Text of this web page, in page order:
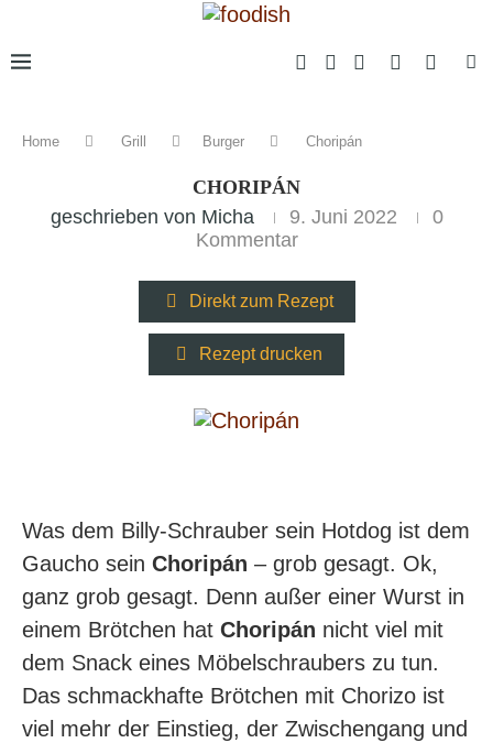
Home Grill Burger Choripán
CHORIPÁN
geschrieben von Micha 9. Juni 2022
0
Kommentar
Direkt zum Rezept
Rezept drucken
Was dem Billy-Schrauber sein Hotdog ist dem
Gaucho sein Choripán – grob gesagt. Ok,
ganz grob gesagt. Denn außer einer Wurst in
einem Brötchen hat Choripán nicht viel mit
dem Snack eines Möbelschraubers zu tun.
Das schmackhafte Brötchen mit Chorizo ist
viel mehr der Einstieg, der Zwischengang und